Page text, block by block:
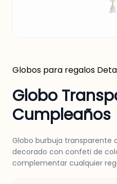
Globos para regalos
Globo
Cumpleaños
Globo burbuja transparente
decorado con confeti de
complementar cualquier